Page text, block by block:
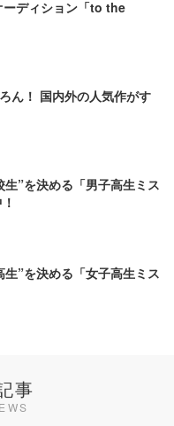
ディション「to the
ん！ 国内外の人気作がす
”を決める「男子高生ミス
”を決める「女子高生ミス
事